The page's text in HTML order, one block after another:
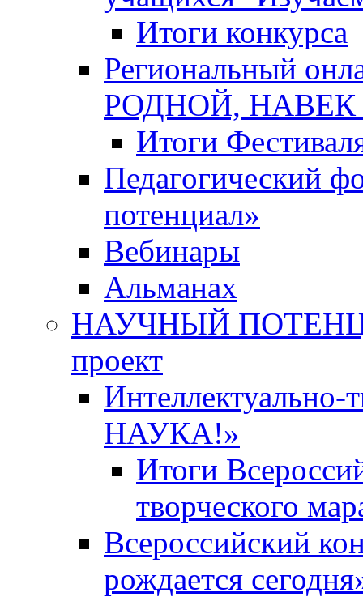
Итоги конкурса
Региональный
РОДНОЙ,
Итоги
Педагогический
потенциал»
Вебинары
Альманах
НАУЧНЫЙ
проект
НАУКА!»
Итоги
творческого
Всероссийский
рождается